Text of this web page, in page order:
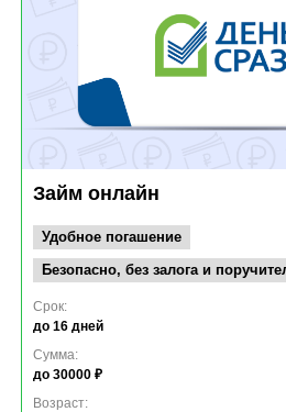
Займ онлайн
Удобное погашение
Безопасно, без залога и
Срок:
до 16 дней
Сумма:
до 30000 ₽
Возраст: